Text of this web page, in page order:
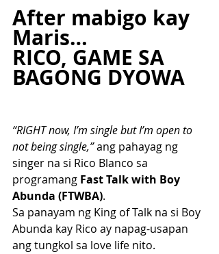
After mabigo kay
Maris…
RICO, GAME SA
BAGONG DYOWA
“RIGHT now, I’m single but I’m open to
not being single,” ang pahayag ng
singer na si Rico Blanco sa
programang Fast Talk with Boy
Abunda (FTWBA).
Sa panayam ng King of Talk na si Boy
Abunda kay Rico ay napag-usapan
ang tungkol sa love life nito.